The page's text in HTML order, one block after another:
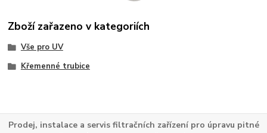
Zboží zařazeno v kategoriích
Vše pro UV
Křemenné trubice
Prodej, instalace a servis filtračních zařízení pro úpravu pitné